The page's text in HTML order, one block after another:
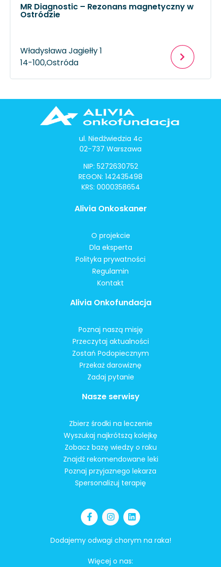
MR Diagnostic – Rezonans magnetyczny w
Ostródzie
Władysława Jagiełły 1
14-100,Ostróda
ul. Niedźwiedzia 4c
02-737 Warszawa
NIP: 5272630752
REGON: 142435498
KRS: 0000358654
Alivia Onkoskaner
O projekcie
Dla eksperta
Polityka prywatności
Regulamin
Kontakt
Alivia Onkofundacja
Poznaj naszą misję
Przeczytaj aktualności
Zostań Podopiecznym
Przekaż darowiznę
Zadaj pytanie
Nasze serwisy
Zbierz środki na leczenie
Wyszukaj najkrótszą kolejkę
Zobacz bazę wiedzy o raku
Znajdź rekomendowane leki
Poznaj przyjaznego lekarza
Spersonalizuj terapię
Dodajemy odwagi chorym na raka!
Więcej o nas: